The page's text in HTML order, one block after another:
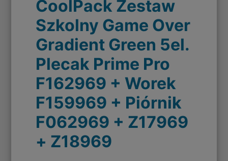
CoolPack Zestaw
Szkolny Game Over
Gradient Green 5el.
Plecak Prime Pro
F162969 + Worek
F159969 + Piórnik
F062969 + Z17969
+ Z18969